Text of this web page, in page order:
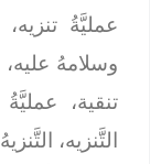
عمليَّةُ
وسلامهُ عليه،
تنقية،
التَّنزيه،